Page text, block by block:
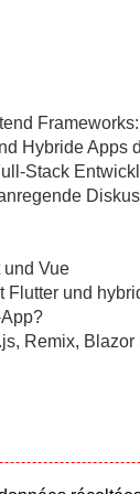
Hybride Apps
Stack
und Vue
Flutter und
Remix, Blazor